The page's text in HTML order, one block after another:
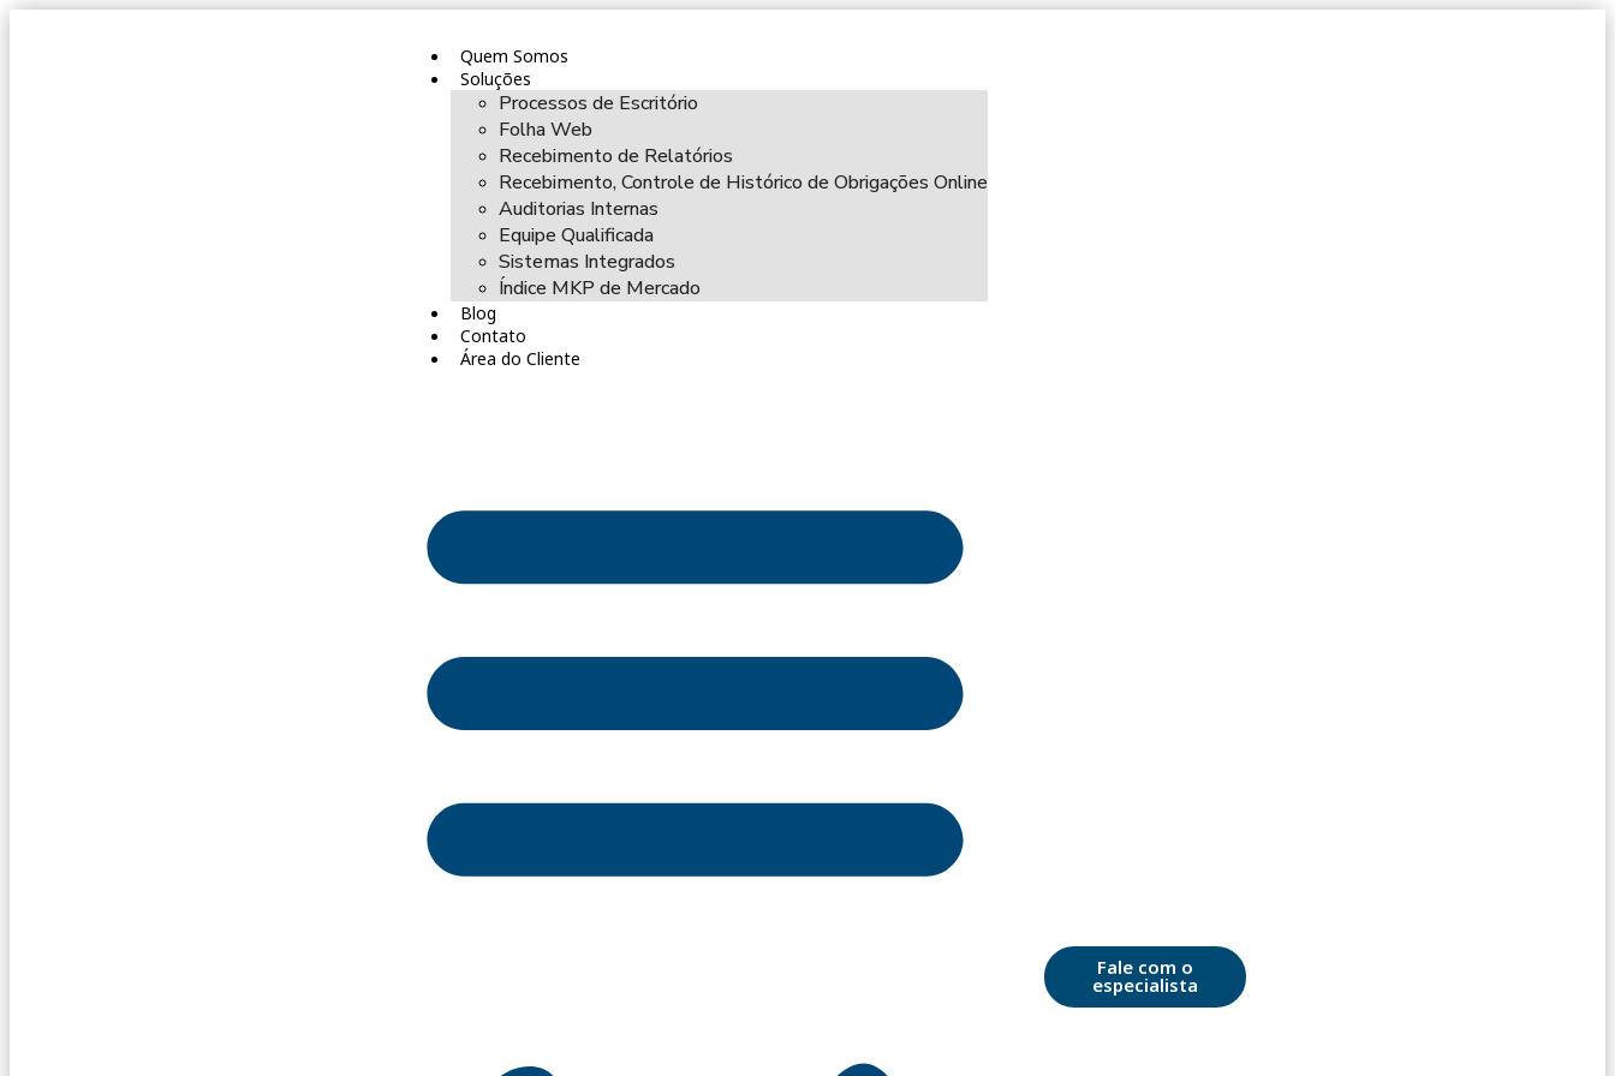
Quem Somos
Soluções
Processos de Escritório
Folha Web
Recebimento de Relatórios
Recebimento, Controle de Histórico de Obrigações Online
Auditorias Internas
Equipe Qualificada
Sistemas Integrados
Índice MKP de Mercado
Blog
Contato
Área do Cliente
Fale com o
especialista